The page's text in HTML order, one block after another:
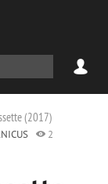
(2017)
2